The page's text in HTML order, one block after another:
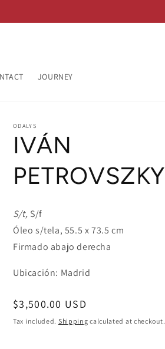
JOURNEY
ODALYS
IVÁN
PETROVSZKY
S/t, S/f
Óleo s/tela, 55.5 x 73.5 cm
Firmado abajo derecha
Ubicación: Madrid
Regular
price
$3,500.00 USD
Tax included. Shipping calculated at checkout.